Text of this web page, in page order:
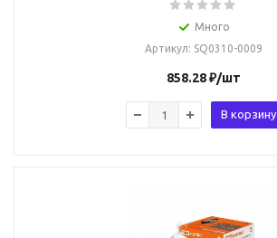
Много
Артикул: SQ0310-0009
858.28₽/шт
В корзину